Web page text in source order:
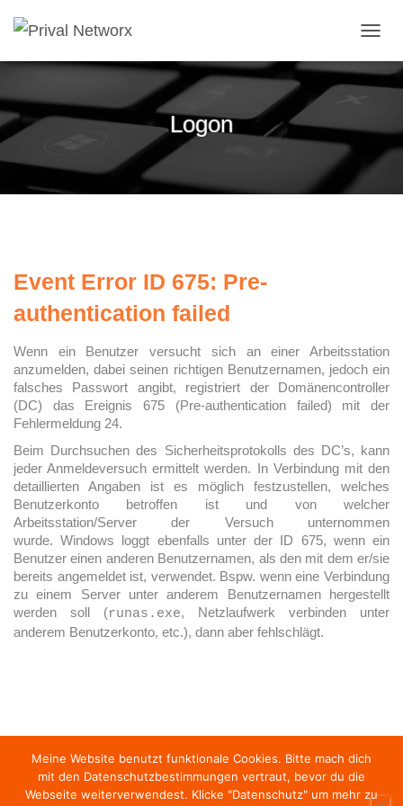
Logon
Event Error ID 675: Pre-
authentication failed
Wenn ein Benutzer versucht sich an einer Arbeitsstation
anzumelden, dabei seinen richtigen Benutzernamen, jedoch ein
falsches Passwort angibt, registriert der Domänencontroller
(DC) das Ereignis 675 (Pre-authentication failed) mit der
Fehlermeldung 24.
Beim Durchsuchen des Sicherheitsprotokolls des DC’s, kann
jeder Anmeldeversuch ermittelt werden. In Verbindung mit den
detaillierten Angaben ist es möglich festzustellen, welches
Benutzerkonto betroffen ist und von welcher
Arbeitsstation/Server der Versuch unternommen
wurde. Windows loggt ebenfalls unter der ID 675, wenn ein
Benutzer einen anderen Benutzernamen, als den mit dem er/sie
bereits angemeldet ist, verwendet. Bspw. wenn eine Verbindung
zu einem Server unter anderem Benutzernamen hergestellt
werden soll (runas.exe, Netzlaufwerk verbinden unter
anderem Benutzerkonto, etc.), dann aber fehlschlägt.
HOME NEWS SOUND OF MAC.ALICIOUS
Meine Website benutzt funktionale Cookies. Bitte mach dich
mit den Datenschutzbestimmungen vertraut, bevor du die
Webseite weiterverwendest. Klicke "Datenschutz" um mehr zu